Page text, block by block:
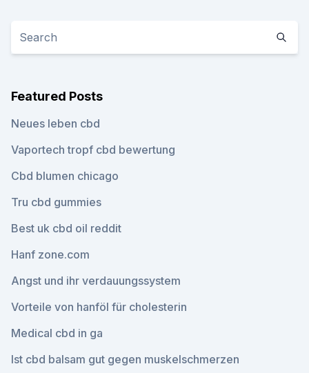
Featured Posts
Neues leben cbd
Vaportech tropf cbd bewertung
Cbd blumen chicago
Tru cbd gummies
Best uk cbd oil reddit
Hanf zone.com
Angst und ihr verdauungssystem
Vorteile von hanföl für cholesterin
Medical cbd in ga
Ist cbd balsam gut gegen muskelschmerzen